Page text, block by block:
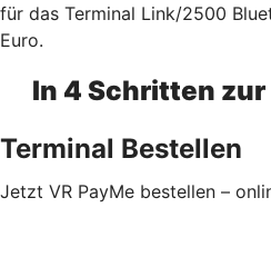
für das Terminal Link/2500
Euro.
In 4 Schritten zur
Terminal Bestellen
Jetzt VR PayMe bestellen –